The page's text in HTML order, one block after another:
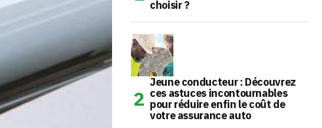
choisir ?
Jeune conducteur : Découvrez
ces astuces incontournables
pour réduire enfin le coût de
votre assurance auto